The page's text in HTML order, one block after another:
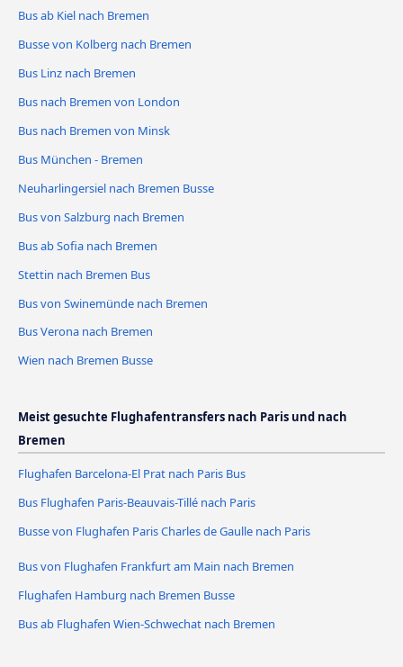
Bus ab Kiel nach Bremen
Busse von Kolberg nach Bremen
Bus Linz nach Bremen
Bus nach Bremen von London
Bus nach Bremen von Minsk
Bus München - Bremen
Neuharlingersiel nach Bremen Busse
Bus von Salzburg nach Bremen
Bus ab Sofia nach Bremen
Stettin nach Bremen Bus
Bus von Swinemünde nach Bremen
Bus Verona nach Bremen
Wien nach Bremen Busse
Meist gesuchte Flughafentransfers nach Paris und nach
Bremen
Flughafen Barcelona-El Prat nach Paris Bus
Bus Flughafen Paris-Beauvais-Tillé nach Paris
Busse von Flughafen Paris Charles de Gaulle nach Paris
Bus von Flughafen Frankfurt am Main nach Bremen
Flughafen Hamburg nach Bremen Busse
Bus ab Flughafen Wien-Schwechat nach Bremen